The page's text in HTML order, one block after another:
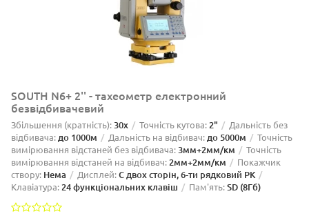
SOUTH N6+ 2'' - тахеометр електронний
безвідбивачевий
Збільшення (кратність): 30х Точність кутова: 2"
Дальність без
відбивача: до 1000м Дальність на відбивач: до 5000м
Точність
вимірювання відстаней без відбивача: 3мм+2мм/км
Точність
вимірювання відстаней на відбивач: 2мм+2мм/км
Покажчик
створу: Нема Дисплей:С двох сторін, 6-ти рядковий РК
Клавіатура: 24 функціональних клавіш Пам'ять:SD (8Гб)